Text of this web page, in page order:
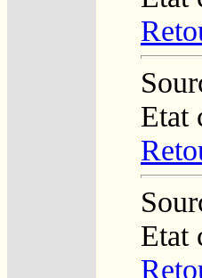
Etat
Etat